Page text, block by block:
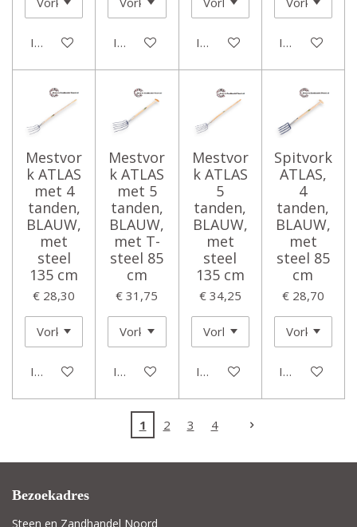
In winkelwagen In winkelwagen In winkelwagenIn
Mestvor
k ATLAS
met 4
tanden,
BLAUW,
met
steel
135 cm
€ 28,30
In winkelwagen
Mestvor
k ATLAS
met 5
tanden,
BLAUW,
met T-
steel 85
cm
€ 31,75
In winkelwagen
Mestvor
k ATLAS
5
tanden,
BLAUW,
met
steel
135 cm
€ 34,25
In winkelwagen
Spitvork
ATLAS,
4
tanden,
BLAUW,
met
steel 85
cm
€ 28,70
In
1 2 3 4
Bezoekadres
Steen en Zandhandel Noord